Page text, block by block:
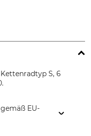
S, 6
EU-